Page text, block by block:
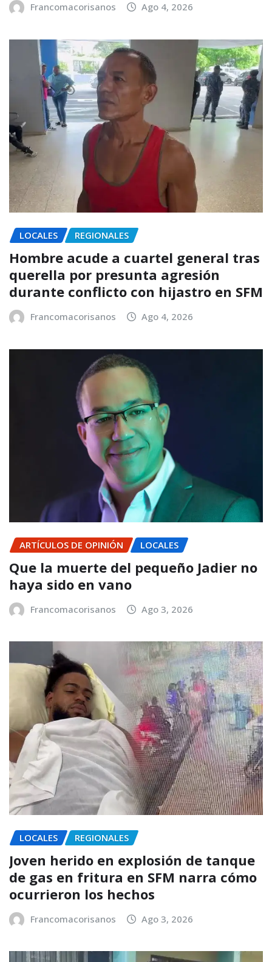
Francomacorisanos Ago 4, 2026
LOCALES REGIONALES
Hombre acude a cuartel general tras
querella por presunta agresión
durante conflicto con hijastro en SFM
Francomacorisanos Ago 4, 2026
ARTÍCULOS DE OPINIÓN LOCALES
Que la muerte del pequeño Jadier no
haya sido en vano
Francomacorisanos Ago 3, 2026
LOCALES REGIONALES
Joven herido en explosión de tanque
de gas en fritura en SFM narra cómo
ocurrieron los hechos
Francomacorisanos Ago 3, 2026